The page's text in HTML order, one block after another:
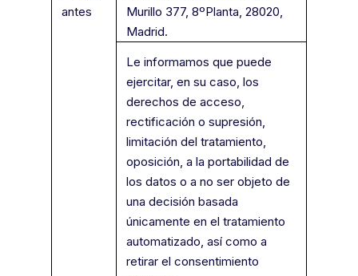
antes
Murillo 377, 8ºPlanta, 28020,
Madrid.
Le informamos que puede
ejercitar, en su caso, los
derechos de acceso,
rectificación o supresión,
limitación del tratamiento,
oposición, a la portabilidad de
los datos o a no ser objeto de
una decisión basada
únicamente en el tratamiento
automatizado, así como a
retirar el consentimiento